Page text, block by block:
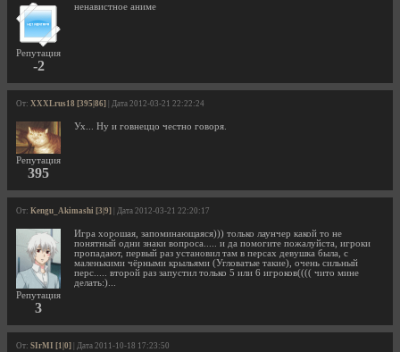
Репутация
-2
ненавистное аниме
От: XXXLrus18 [395|86] | Дата 2012-03-21 22:22:24
Репутация
395
Ух... Ну и говнеццо честно говоря.
От: Kengu_Akimashi [3|9] | Дата 2012-03-21 22:20:17
Репутация
3
Игра хорошая, запоминающаяся))) только лаунчер какой то не
понятный одни знаки вопроса..... и да помогите пожалуйста, игроки
пропадают, первый раз установил там в персах девушка была, с
маленькими чёрными крыльями (Угловатые такие), очень сильный
перс..... второй раз запустил только 5 или 6 игроков(((( чито мине
делать:)...
От: SIrMI [1|0] | Дата 2011-10-18 17:23:50